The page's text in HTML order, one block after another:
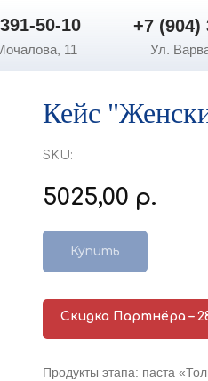
Ул.
11
+7 (904)
50-10 +7 (904)
50-10
Кейс
SKU:
5025,00 р.
Купить
Скидка Партнёра –
Продукты этапа: паста